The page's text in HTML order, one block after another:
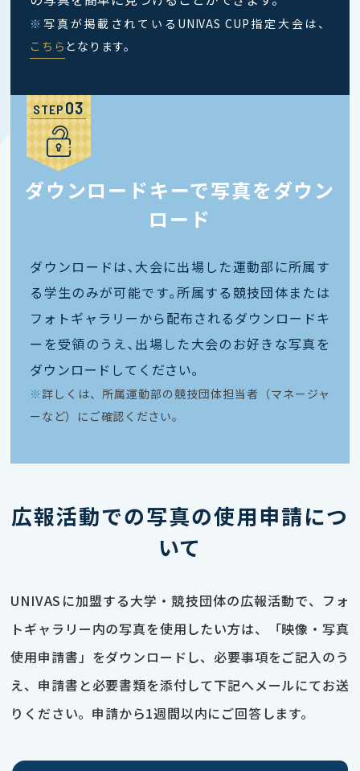
※ 写真が掲載されているUNIVAS CUP指定大会は、
こちら となります。
STEP
ダウンロードキーで写真をダウン
ロード
ダウンロードは､大会に出場した運動部に所属す
る学生のみが可能です｡所属する競技団体または
フォトギャラリーから配布されるダウンロードキ
ーを受領のうえ､出場した大会のお好きな写真を
ダウンロードしてください｡
※ 詳しくは、所属運動部の競技団体担当者（マネージャ
ーなど）にご確認ください。
広報活動での写真の使用申請につ
いて
UNIVASに加盟する大学・競技団体の広報活動で、フォ
トギャラリー内の写真を使用したい方は、「映像・写真
使用申請書」をダウンロードし、必要事項をご記入のう
え、申請書と必要書類を添付して下記へメールにてお送
りください。申請から1週間以内にご回答します。